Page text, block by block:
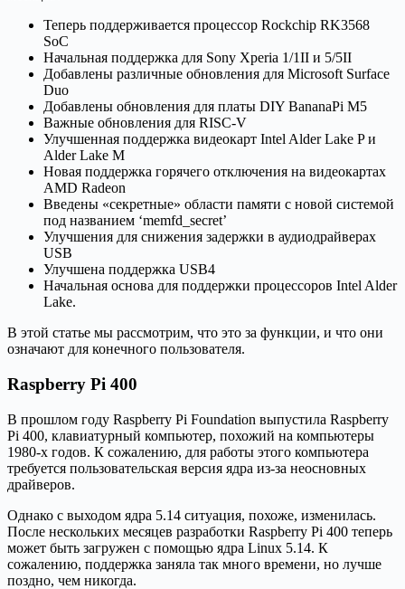
Теперь поддерживается процессор Rockchip RK3568
SoC
Начальная поддержка для Sony Xperia 1/1II и 5/5II
Добавлены различные обновления для Microsoft Surface
Duo
Добавлены обновления для платы DIY BananaPi M5
Важные обновления для RISC-V
Улучшенная поддержка видеокарт Intel Alder Lake P и
Alder Lake M
Новая поддержка горячего отключения на видеокартах
AMD Radeon
Введены «секретные» области памяти с новой системой
под названием ‘memfd_secret’
Улучшения для снижения задержки в аудиодрайверах
USB
Улучшена поддержка USB4
Начальная основа для поддержки процессоров Intel Alder
Lake.
В этой статье мы рассмотрим, что это за функции, и что они
означают для конечного пользователя.
Raspberry Pi 400
В прошлом году Raspberry Pi Foundation выпустила Raspberry
Pi 400, клавиатурный компьютер, похожий на компьютеры
1980-х годов. К сожалению, для работы этого компьютера
требуется пользовательская версия ядра из-за неосновных
драйверов.
Однако с выходом ядра 5.14 ситуация, похоже, изменилась.
После нескольких месяцев разработки Raspberry Pi 400 теперь
может быть загружен с помощью ядра Linux 5.14. К
сожалению, поддержка заняла так много времени, но лучше
поздно, чем никогда.